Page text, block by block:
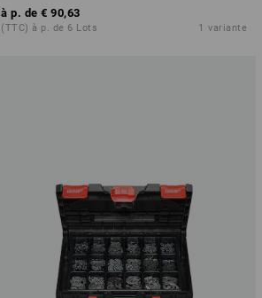
à p. de € 90,63
(TTC) à p. de 6 Lots 1 variante